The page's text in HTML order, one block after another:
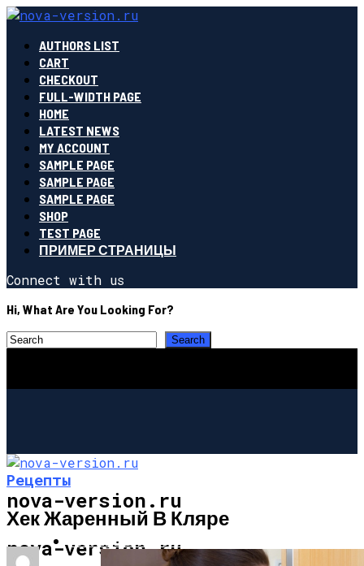
AUTHORS LIST
CART
CHECKOUT
FULL-WIDTH PAGE
HOME
LATEST NEWS
MY ACCOUNT
SAMPLE PAGE
SAMPLE PAGE
SAMPLE PAGE
SHOP
TEST PAGE
ПРИМЕР СТРАНИЦЫ
Connect with us
Hi, What Are You Looking For?
nova-version.ru
nova-version.ru
ИНТЕРЕСНОЕ И ПОЗНАВАТЕЛЬНОЕ
Рецепты
Хек Жаренный В Кляре